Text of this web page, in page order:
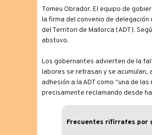
Tomeu Obrador. El equipo de
la firma del convenio de
del Territori de Mallorca (ADT).
abstuvo.
Los gobernantes advierten de la
labores se retrasan y se acumulan,
adhesión a la ADT como "una de
precisamente reclamando desde
Frecuentes rifirrafes por